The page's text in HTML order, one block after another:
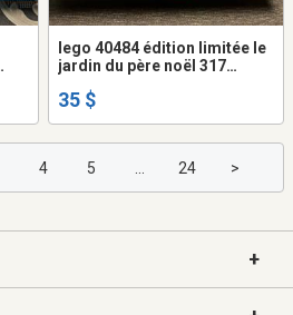
lego 40484 édition limitée le
jardin du père noël 317
35 $
4 5 24 >
+